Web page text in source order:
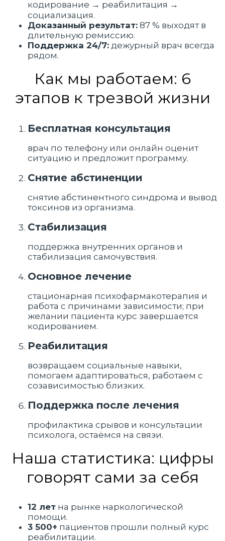
кодирование → реабилитация →
социализация.
Доказанный результат: 87 % выходят в
длительную ремиссию.
Поддержка 24/7: дежурный врач всегда
рядом.
Как мы работаем: 6
этапов к трезвой жизни
Бесплатная консультация
врач по телефону или онлайн оценит
ситуацию и предложит программу.
Снятие абстиненции
снятие абстинентного синдрома и вывод
токсинов из организма.
Стабилизация
поддержка внутренних органов и
стабилизация самочувствия.
Основное лечение
стационарная психофармакотерапия и
работа с причинами зависимости; при
желании пациента курс завершается
кодированием.
Реабилитация
возвращаем социальные навыки,
помогаем адаптироваться, работаем с
созависимостью близких.
Поддержка после лечения
профилактика срывов и консультации
психолога, остаёмся на связи.
Наша статистика: цифры
говорят сами за себя
12 лет на рынке наркологической
помощи.
3 500+ пациентов прошли полный курс
реабилитации.